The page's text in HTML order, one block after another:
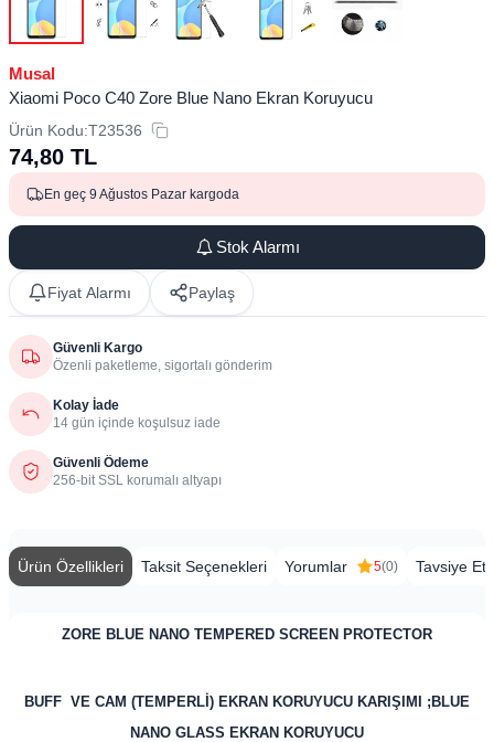
Musal
Xiaomi Poco C40 Zore Blue Nano Ekran Koruyucu
Ürün Kodu:T23536
74,80 TL
En geç 9 Ağustos Pazar kargoda
Stok Alarmı
Fiyat Alarmı Paylaş
Güvenli Kargo
Özenli paketleme, sigortalı gönderim
Kolay İade
14 gün içinde koşulsuz iade
Güvenli Ödeme
256-bit SSL korumalı altyapı
Ürün Özellikleri Taksit Seçenekleri Yorumlar 5(0) Tavsiye Et
ZORE BLUE NANO TEMPERED SCREEN PROTECTOR
BUFF VE CAM (TEMPERLİ) EKRAN KORUYUCU KARIŞIMI ;BLUE
NANO GLASS EKRAN KORUYUCU